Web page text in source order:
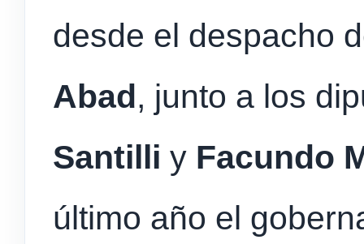
desde el despacho
Abad , junto a los
Santilli y Facundo
último año el